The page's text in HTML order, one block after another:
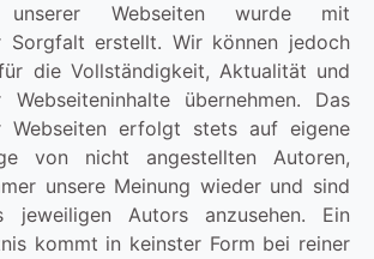
Webseiten wurde mit
Sorgfalt erstellt. Wir können jedoch
die Vollständigkeit, Aktualität und
übernehmen. Das
Webseiten erfolgt stets auf eigene
von nicht angestellten Autoren,
unsere Meinung wieder und sind
jeweiligen Autors anzusehen. Ein
kommt in keinster Form bei reiner